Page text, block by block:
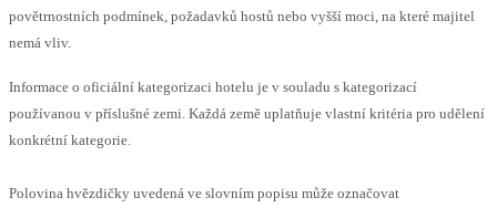
povětrnostních podmínek, požadavků hostů nebo vyšší moci, na které majitel
nemá vliv.
Informace o oficiální kategorizaci hotelu je v souladu s kategorizací
používanou v příslušné zemi. Každá země uplatňuje vlastní kritéria pro udělení
konkrétní kategorie.
Polovina hvězdičky uvedená ve slovním popisu může označovat